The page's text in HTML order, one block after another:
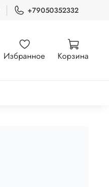
+79050352332
Избранное Корзина